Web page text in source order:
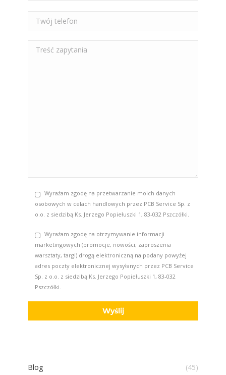
Wyrażam zgodę na przetwarzanie moich danych
osobowych w celach handlowych przez PCB Service Sp. z
o.o. z siedzibą Ks. Jerzego Popiełuszki 1, 83-032 Pszczółki.
Wyrażam zgodę na otrzymywanie informacji
marketingowych (promocje, nowości, zaproszenia
warsztaty, targi) drogą elektroniczną na podany powyżej
adres poczty elektronicznej wysyłanych przez PCB Service
Sp. z o.o. z siedzibą Ks. Jerzego Popiełuszki 1, 83-032
Pszczółki.
Blog
(45)